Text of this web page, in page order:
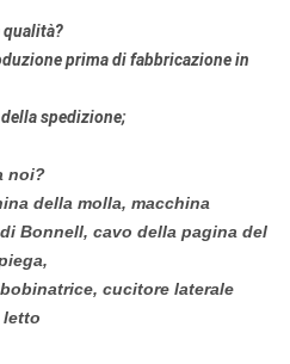
qualità?
prima di fabbricazione in
spedizione;
noi?
della molla, macchina
Bonnell, cavo della pagina del
cucitore laterale
letto